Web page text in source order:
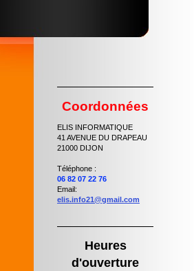
Coordonnées
ELIS INFORMATIQUE
41 AVENUE DU DRAPEAU
21000 DIJON
Téléphone :
06 82 07 22 76
Email:
elis.info21@gmail.com
Heures
d'ouverture